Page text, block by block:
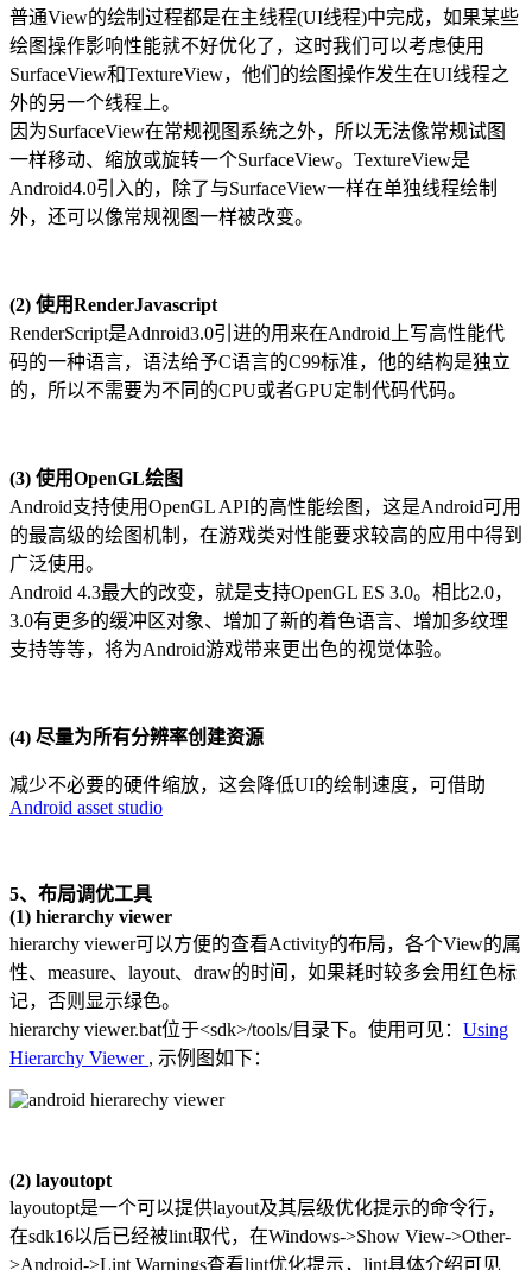
普通View的绘制过程都是在主线程(UI线程)中完成，如果某些
绘图操作影响性能就不好优化了，这时我们可以考虑使用
SurfaceView和TextureView，他们的绘图操作发生在UI线程之
外的另一个线程上。
因为SurfaceView在常规视图系统之外，所以无法像常规试图
一样移动、缩放或旋转一个SurfaceView。TextureView是
Android4.0引入的，除了与SurfaceView一样在单独线程绘制
外，还可以像常规视图一样被改变。
(2) 使用RenderJavascript
RenderScript是Adnroid3.0引进的用来在Android上写高性能代
码的一种语言，语法给予C语言的C99标准，他的结构是独立
的，所以不需要为不同的CPU或者GPU定制代码代码。
(3) 使用OpenGL绘图
Android支持使用OpenGL API的高性能绘图，这是Android可用
的最高级的绘图机制，在游戏类对性能要求较高的应用中得到
广泛使用。
Android 4.3最大的改变，就是支持OpenGL ES 3.0。相比2.0，
3.0有更多的缓冲区对象、增加了新的着色语言、增加多纹理
支持等等，将为Android游戏带来更出色的视觉体验。
(4) 尽量为所有分辨率创建资源
减少不必要的硬件缩放，这会降低UI的绘制速度，可借助
Android asset studio
5、布局调优工具
(1) hierarchy viewer
hierarchy viewer可以方便的查看Activity的布局，各个View的属
性、measure、layout、draw的时间，如果耗时较多会用红色标
记，否则显示绿色。
hierarchy viewer.bat位于<sdk>/tools/目录下。使用可见： Using
Hierarchy Viewer , 示例图如下：
(2) layoutopt
layoutopt是一个可以提供layout及其层级优化提示的命令行，
在sdk16以后已经被lint取代，在Windows->Show View->Other-
>Android->Lint Warnings查看lint优化提示，lint具体介绍可见